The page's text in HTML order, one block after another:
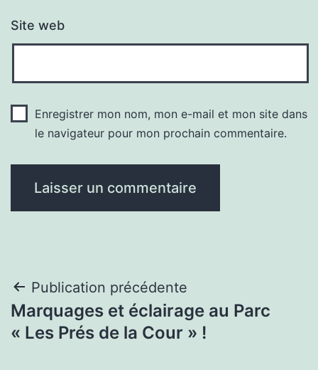
Site web
Enregistrer mon nom, mon e-mail et mon site dans
le navigateur pour mon prochain commentaire.
Navigation
de
Publication précédente
Marquages et éclairage au Parc
« Les Prés de la Cour » !